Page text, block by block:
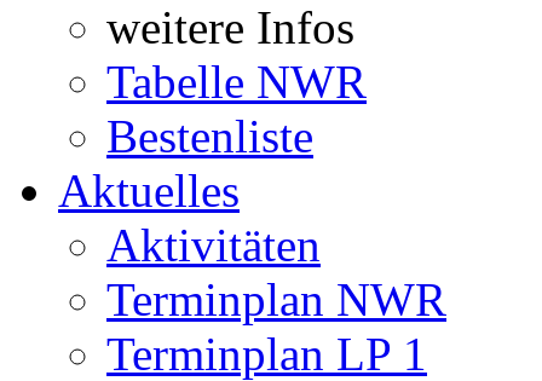
weitere Infos
Tabelle NWR
Bestenliste
Aktuelles
Aktivitäten
Terminplan NWR
Terminplan LP 1